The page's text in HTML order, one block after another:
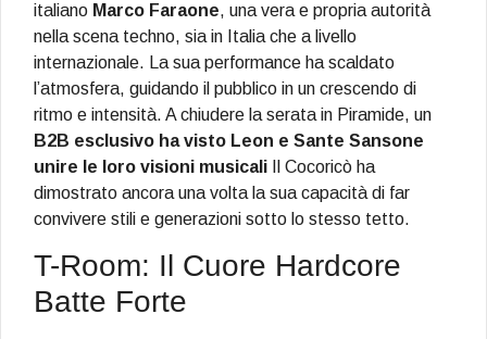
italiano Marco Faraone, una vera e propria autorità
nella scena techno, sia in Italia che a livello
internazionale. La sua performance ha scaldato
l’atmosfera, guidando il pubblico in un crescendo di
ritmo e intensità. A chiudere la serata in Piramide, un
B2B esclusivo ha visto Leon e Sante Sansone
unire le loro visioni musicali Il Cocoricò ha
dimostrato ancora una volta la sua capacità di far
convivere stili e generazioni sotto lo stesso tetto.
T-Room: Il Cuore Hardcore
Batte Forte